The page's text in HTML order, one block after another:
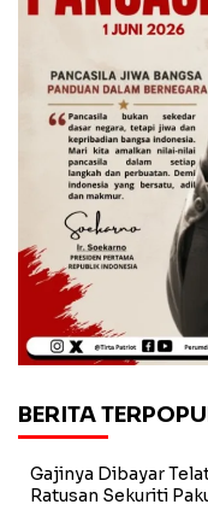
BERITA
Gajinya Dibayar
Ratusan Sekuriti